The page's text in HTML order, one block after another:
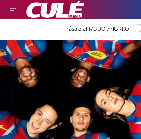
LEER EN CASTELLANO
Pásate al MODO AHORRO